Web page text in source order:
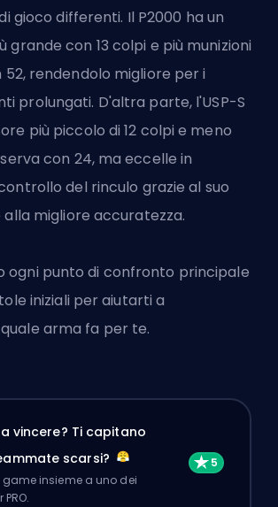
gioco differenti. Il P2000 ha un
grande con 13 colpi e più munizioni
rendendolo migliore per i
prolungati. D'altra parte, l'USP-S
più piccolo di 12 colpi e meno
con 24, ma eccelle in
del rinculo grazie al suo
migliore accuratezza.
ogni punto di confronto principale
iniziali per aiutarti a
arma fa per te.
vincere? Ti capitano
scarsi?
insieme a uno dei